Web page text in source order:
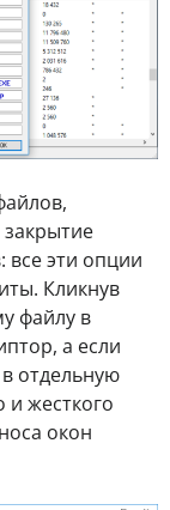
все эти опции
Кликнув
файлу в
а если
отдельную
и жесткого
окон